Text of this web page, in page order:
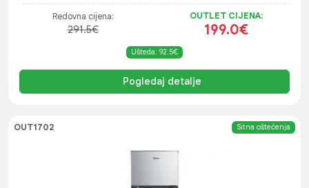
Redovna cijena:
291.5€
OUTLET CIJENA:
199.0€
Ušteda: 92.5€
Pogledaj detalje
OUT1702 Sitna oštećenja